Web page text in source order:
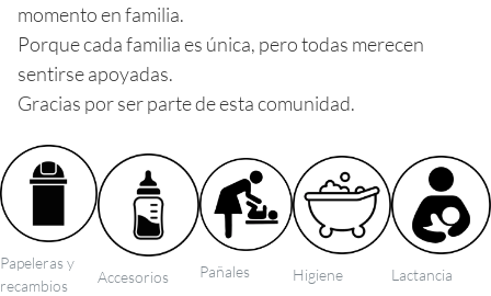
momento en familia.
Porque cada familia es única, pero todas merecen
sentirse apoyadas.
Gracias por ser parte de esta comunidad.
Papeleras y
recambios
Accesorios Pañales Higiene Lactancia